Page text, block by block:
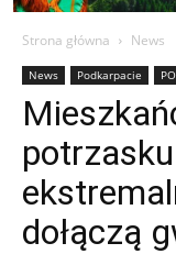
Strona główna News
News Podkarpacie
dołączą